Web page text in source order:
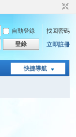
自動登錄
找回密碼
登錄 立即註冊
快捷導航